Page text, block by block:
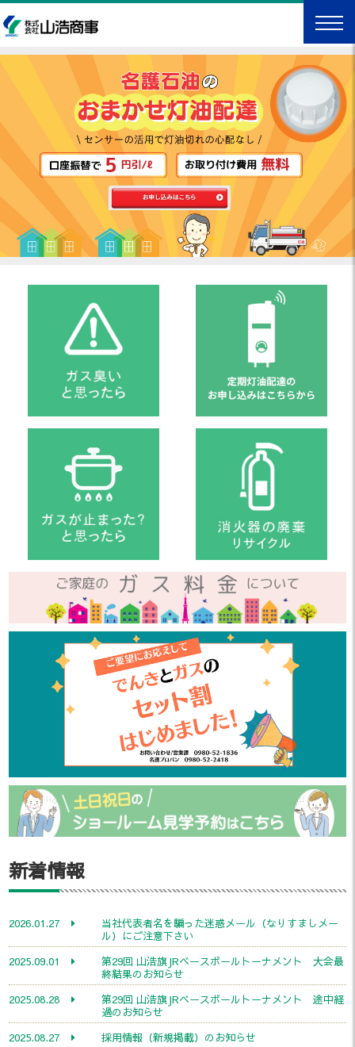
新着情報
2026.01.27
当社代表者名を騙った迷惑メール（なりすましメー
ル）にご注意下さい
2025.09.01
第29回 山浩旗JRベースボールトーナメント 大会最
終結果のお知らせ
2025.08.28
第29回 山浩旗JRベースボールトーナメント 途中経
過のお知らせ
2025.08.27
採用情報（新規掲載）のお知らせ